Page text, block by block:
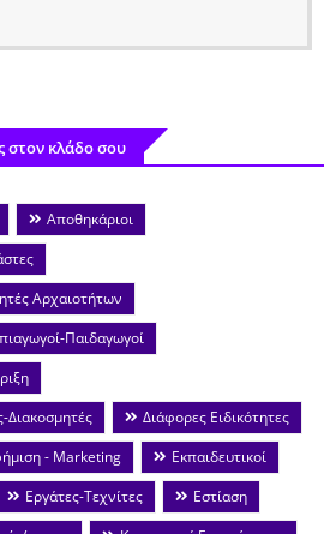
στον κλάδο σου
Αποθηκάριοι
Αρχαιοτήτων
Παιδαγωγοί
Διακοσμητές
Διάφορες Ειδικότητες
- Marketing
Εκπαιδευτικοί
Εργάτες-Τεχνίτες
Εστίαση